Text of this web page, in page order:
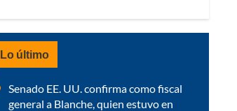
Lo último
Senado EE. UU. confirma como fiscal
general a Blanche, quien estuvo en